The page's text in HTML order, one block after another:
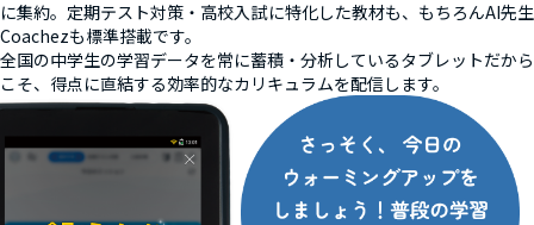
に集約。定期テスト対策・高校入試に特化した教材も、もちろんAI先生
Coachezも標準搭載です。
全国の中学生の学習データを常に蓄積・分析しているタブレットだから
こそ、得点に直結する効率的なカリキュラムを配信します。